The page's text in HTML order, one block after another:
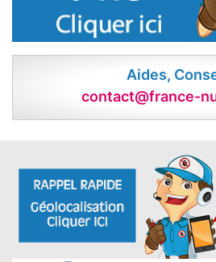
Aides,
contact@france-